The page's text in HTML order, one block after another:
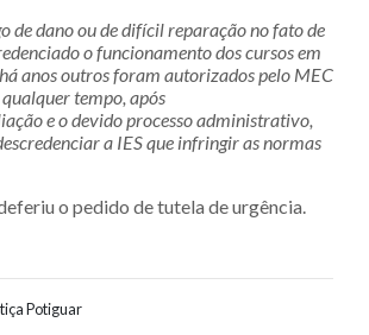
de dano ou de difícil reparação no fato de
o funcionamento dos cursos em
anos outros foram autorizados pelo MEC
tempo, após
e o devido processo administrativo,
a IES que infringir as normas
o pedido de tutela de urgência.
Potiguar